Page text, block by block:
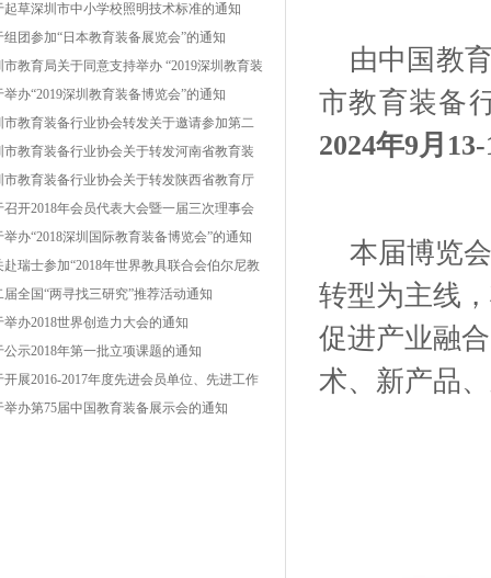
帮扶项目的通知
器人技术等级教育规范》团体标准编制工作
通知
起草深圳市中小学校照明技术标准的通知
组团参加“日本教育装备展览会”的通知
市教育局关于同意支持举办 “2019深圳教育装
览会”的复函
举办“2019深圳教育装备博览会”的通知
市教育装备行业协会转发关于邀请参加第二
南教育装备展示会的函
市教育装备行业协会关于转发河南省教育装
业协会《关于举办“第二届中国（郑州）国际
装备博览会暨教育产业发展高峰论坛”的通
的函
市教育装备行业协会关于转发陕西省教育厅
技术装备管理中心《关于举办“2019西部教育
博览会”的通知》的函
召开2018年会员代表大会暨一届三次理事会
知
举办“2018深圳国际教育装备博览会”的通知
赴瑞士参加“2018年世界教具联合会伯尔尼教
术装备展”的组团通知
届全国“两寻找三研究”推荐活动通知
举办2018世界创造力大会的通知
公示2018年第一批立项课题的通知
开展2016-2017年度先进会员单位、先进工作
选表彰活动的通知
举办第75届中国教育装备展示会的通知
由中国教
市教育装备
2024年9月
本届博览
转型为主线
促进产业融
术、新产品